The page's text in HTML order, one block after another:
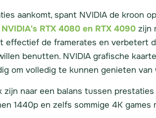
aankomt, spant NVIDIA de kroon
NVIDIA's RTX 4080 en RTX 4090zijn
effectief de framerates en verbetert
benutten. NVIDIA grafische
om volledig te kunnen genieten
zijn naar een balans tussen
1440p en zelfs sommige 4K